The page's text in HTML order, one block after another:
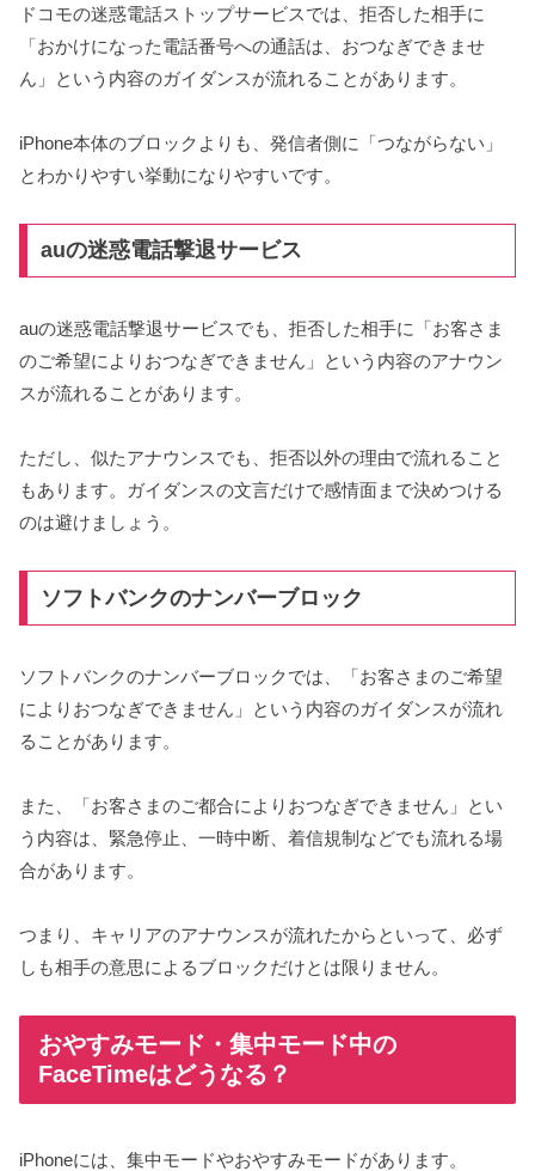
ドコモの迷惑電話ストップサービスでは、拒否した相手に
「おかけになった電話番号への通話は、おつなぎできませ
ん」という内容のガイダンスが流れることがあります。
iPhone本体のブロックよりも、発信者側に「つながらない」
とわかりやすい挙動になりやすいです。
auの迷惑電話撃退サービス
auの迷惑電話撃退サービスでも、拒否した相手に「お客さま
のご希望によりおつなぎできません」という内容のアナウン
スが流れることがあります。
ただし、似たアナウンスでも、拒否以外の理由で流れること
もあります。ガイダンスの文言だけで感情面まで決めつける
のは避けましょう。
ソフトバンクのナンバーブロック
ソフトバンクのナンバーブロックでは、「お客さまのご希望
によりおつなぎできません」という内容のガイダンスが流れ
ることがあります。
また、「お客さまのご都合によりおつなぎできません」とい
う内容は、緊急停止、一時中断、着信規制などでも流れる場
合があります。
つまり、キャリアのアナウンスが流れたからといって、必ず
しも相手の意思によるブロックだけとは限りません。
おやすみモード・集中モード中の
FaceTimeはどうなる？
iPhoneには、集中モードやおやすみモードがあります。